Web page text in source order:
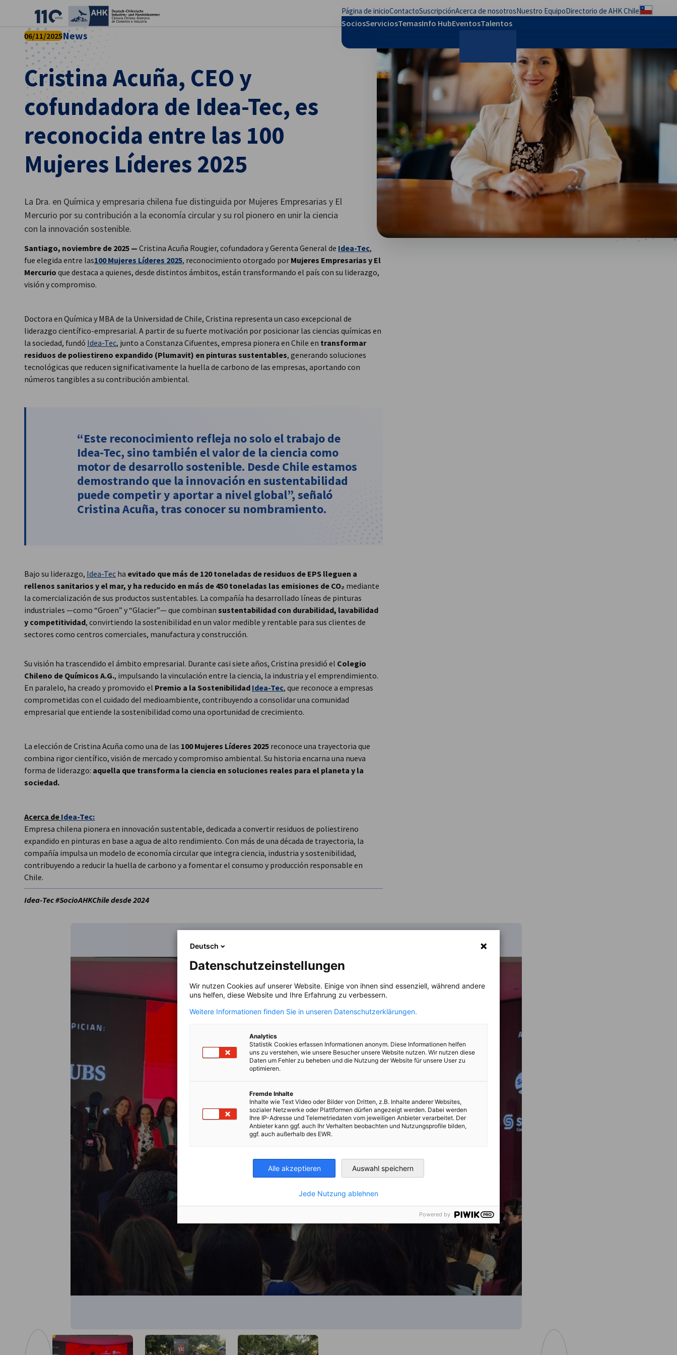
Página de inicioContactoSuscripciónAcerca de nosotrosNuestro EquipoDirectorio de AHK Chile
SociosServiciosTemasInfo HubEventosTalentos
Spanish
Chile
Cristina Acuña, CEO y
cofundadora de Idea-Tec, es
reconocida entre las 100
Mujeres Líderes 2025
06/11/2025News
La Dra. en Química y empresaria chilena fue distinguida por Mujeres Empresarias y El
Mercurio por su contribución a la economía circular y su rol pionero en unir la ciencia
con la innovación sostenible.
Santiago, noviembre de 2025 — Cristina Acuña Rougier, cofundadora y Gerenta General de Idea-Tec,
fue elegida entre las100 Mujeres Líderes 2025, reconocimiento otorgado por Mujeres Empresarias y El
Mercurio que destaca a quienes, desde distintos ámbitos, están transformando el país con su liderazgo,
visión y compromiso.
Doctora en Química y MBA de la Universidad de Chile, Cristina representa un caso excepcional de
liderazgo científico-empresarial. A partir de su fuerte motivación por posicionar las ciencias químicas en
la sociedad, fundó Idea-Tec, junto a Constanza Cifuentes, empresa pionera en Chile en transformar
residuos de poliestireno expandido (Plumavit) en pinturas sustentables, generando soluciones
tecnológicas que reducen significativamente la huella de carbono de las empresas, aportando con
números tangibles a su contribución ambiental.
“Este reconocimiento refleja no solo el trabajo de
Idea-Tec, sino también el valor de la ciencia como
motor de desarrollo sostenible. Desde Chile estamos
demostrando que la innovación en sustentabilidad
puede competir y aportar a nivel global”, señaló
Cristina Acuña, tras conocer su nombramiento.
Bajo su liderazgo, Idea-Tec ha evitado que más de 120 toneladas de residuos de EPS lleguen a
rellenos sanitarios y el mar, y ha reducido en más de 450 toneladas las emisiones de CO₂ mediante
la comercialización de sus productos sustentables. La compañía ha desarrollado líneas de pinturas
industriales —como “Groen” y “Glacier”— que combinan sustentabilidad con durabilidad, lavabilidad
y competitividad, convirtiendo la sostenibilidad en un valor medible y rentable para sus clientes de
sectores como centros comerciales, manufactura y construcción.
Su visión ha trascendido el ámbito empresarial. Durante casi siete años, Cristina presidió el Colegio
Chileno de Químicos A.G., impulsando la vinculación entre la ciencia, la industria y el emprendimiento.
En paralelo, ha creado y promovido el Premio a la Sostenibilidad Idea-Tec, que reconoce a empresas
comprometidas con el cuidado del medioambiente, contribuyendo a consolidar una comunidad
empresarial que entiende la sostenibilidad como una oportunidad de crecimiento.
La elección de Cristina Acuña como una de las 100 Mujeres Líderes 2025 reconoce una trayectoria que
combina rigor científico, visión de mercado y compromiso ambiental. Su historia encarna una nueva
forma de liderazgo: aquella que transforma la ciencia en soluciones reales para el planeta y la
sociedad.
Acerca de Idea-Tec:
Empresa chilena pionera en innovación sustentable, dedicada a convertir residuos de poliestireno
expandido en pinturas en base a agua de alto rendimiento. Con más de una década de trayectoria, la
compañía impulsa un modelo de economía circular que integra ciencia, industria y sostenibilidad,
contribuyendo a reducir la huella de carbono y a fomentar el consumo y producción responsable en
Chile.
Idea-Tec #SocioAHKChile desde 2024
Deutsch
Datenschutzeinstellungen
Wir nutzen Cookies auf unserer Website. Einige von ihnen sind essenziell, während andere
uns helfen, diese Website und Ihre Erfahrung zu verbessern.
Weitere Informationen finden Sie in unseren Datenschutzerklärungen.
Analytics
Statistik Cookies erfassen Informationen anonym. Diese Informationen helfen
uns zu verstehen, wie unsere Besucher unsere Website nutzen. Wir nutzen diese
Daten um Fehler zu beheben und die Nutzung der Website für unsere User zu
optimieren.
Fremde Inhalte
Inhalte wie Text Video oder Bilder von Dritten, z.B. Inhalte anderer Websites,
sozialer Netzwerke oder Plattformen dürfen angezeigt werden. Dabei werden
Ihre IP-Adresse und Telemetriedaten vom jeweiligen Anbieter verarbeitet. Der
Anbieter kann ggf. auch Ihr Verhalten beobachten und Nutzungsprofile bilden,
ggf. auch außerhalb des EWR.
Alle akzeptieren Auswahl speichern
Jede Nutzung ablehnen
Powered by